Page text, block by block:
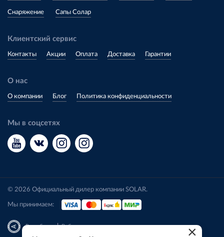
Снаряжение Сапы Солар
Клиентский сервис
Контакты Акции Оплата Доставка Гарантии
О нас
О компании Блог Политика конфиденциальности
Мы в соцсетях
© 2026 Официальный дилер компании SOLAR.
Мы принимаем:
Разработка|Веб-аналитика ×